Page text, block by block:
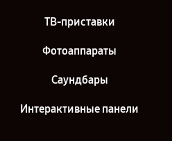
ТВ-приставки
Фотоаппараты
Саундбары
Интерактивные панели